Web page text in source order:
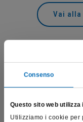
Consenso
Questo sito web utilizza
Utilizziamo i cookie per
Vai alla
Prodotti correlati